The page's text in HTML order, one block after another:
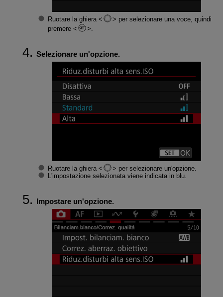
Ruotare la ghiera
per selezionare una voce, quindi
premere
.
Selezionare un'opzione.
Ruotare la ghiera
per selezionare un'opzione.
L'impostazione selezionata viene indicata in blu.
Impostare un'opzione.